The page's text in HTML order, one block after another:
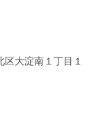
大淀南１丁目１